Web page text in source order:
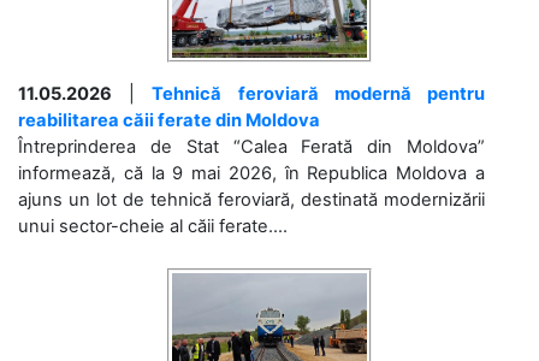
11.05.2026 |Tehnică feroviară modernă pentru
reabilitarea căii ferate din Moldova
Întreprinderea de Stat “Calea Ferată din Moldova”
informează, că la 9 mai 2026, în Republica Moldova a
ajuns un lot de tehnică feroviară, destinată modernizării
unui sector-cheie al căii ferate....